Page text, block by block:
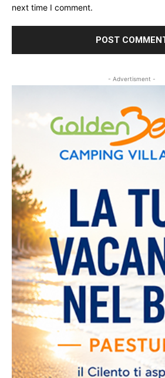
next time I comment.
- Advertisment -